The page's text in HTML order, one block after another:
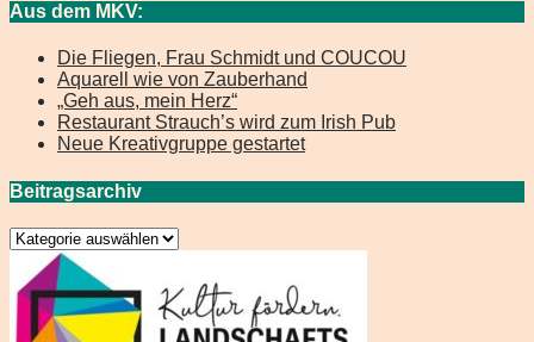
Aus dem MKV:
Die Fliegen, Frau Schmidt und COUCOU
Aquarell wie von Zauberhand
„Geh aus, mein Herz“
Restaurant Strauch’s wird zum Irish Pub
Neue Kreativgruppe gestartet
Beitragsarchiv
Beitragsarchiv